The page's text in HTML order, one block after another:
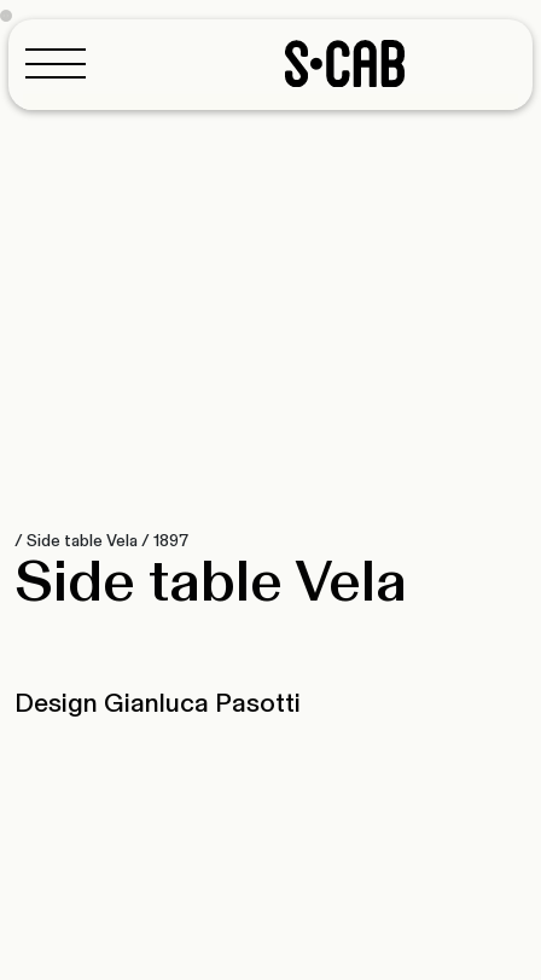
/Side table Vela/1897
Side table Vela
Design Gianluca Pasotti